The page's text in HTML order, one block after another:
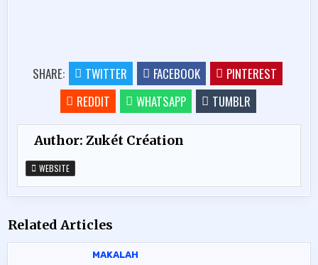
SHARE: TWITTER FACEBOOK
PINTEREST
REDDIT
WHATSAPP TUMBLR
Author:Zukét Création
WEBSITE
Related Articles
MAKALAH